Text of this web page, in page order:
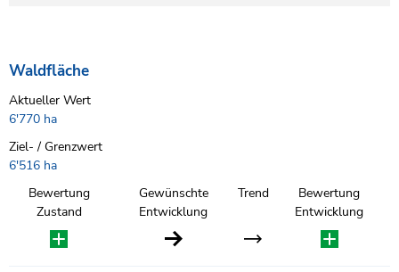
Waldfläche
Aktueller Wert
6'770 ha
Ziel- / Grenzwert
6'516 ha
Bewertung
Zustand
Gewünschte
Entwicklung
Trend
Bewertung
Entwicklung